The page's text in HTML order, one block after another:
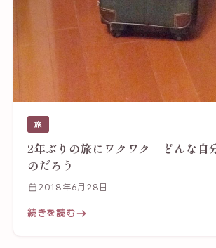
旅
2年ぶりの旅にワクワク どんな自
のだろう
2018年6月28日
続きを読む